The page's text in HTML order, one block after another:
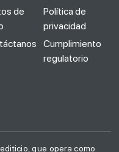
de
Política de
privacidad
Cumplimiento
regulatorio
que opera como